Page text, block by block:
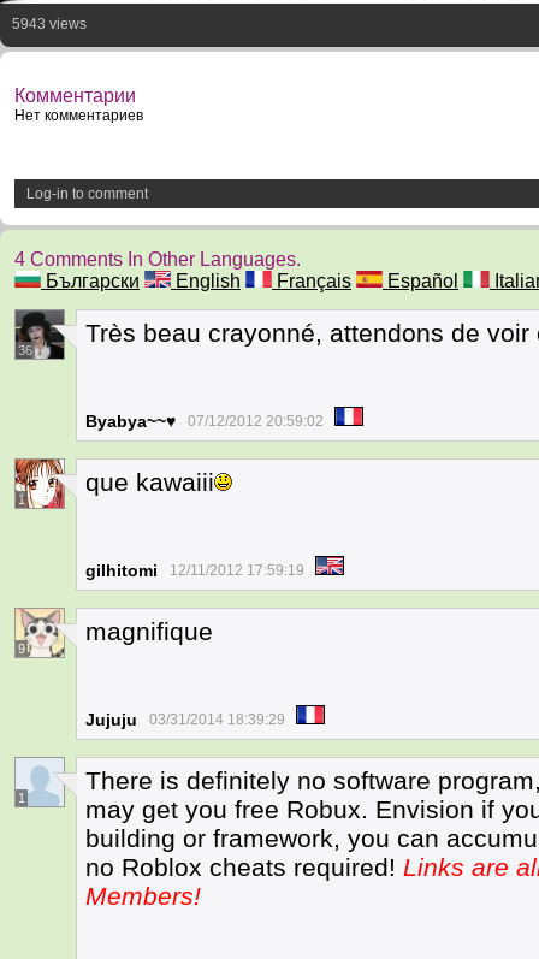
5943 views
Комментарии
Нет комментариев
Log-in to comment
4 Comments In Other Languages.
Български
English Français Español
36
Très beau crayonné, attendons de
Byabya~~♥ 07/12/2012 20:59:02
1
que kawaiii
gilhitomi 12/11/2012 17:59:19
9
magnifique
Jujuju 03/31/2014 18:39:29
1
There is definitely no software
may get you free Robux. Envision if
building or framework, you can
no Roblox cheats required! Links are
Members!